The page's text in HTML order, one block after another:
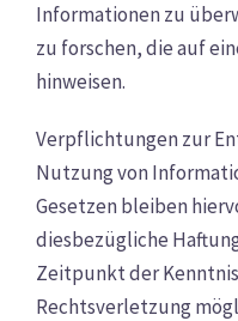
Informationen zu
zu forschen, die auf
hinweisen.
Verpflichtungen zur
Nutzung von
Gesetzen bleiben
diesbezügliche
Zeitpunkt der
Rechtsverletzung